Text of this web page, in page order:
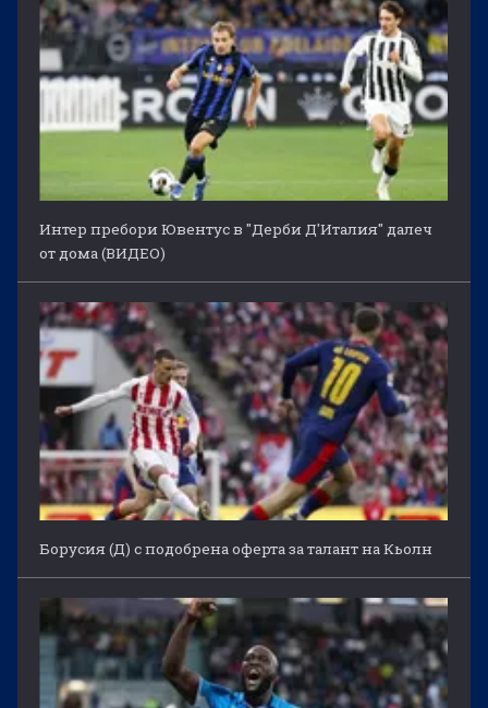
Интер пребори Ювентус в "Дерби Д'Италия" далеч
от дома (ВИДЕО)
Борусия (Д) с подобрена оферта за талант на Кьолн